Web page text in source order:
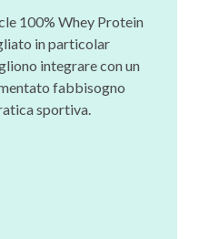
100% Whey Protein
in particolar
integrare con un
fabbisogno
sportiva.